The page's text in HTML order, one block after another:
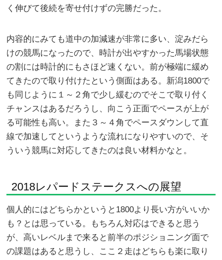
く伸びて後続を寄せ付けずの完勝だった。
内容的にみても道中の加減速が非常に多い、淀みだら
けの競馬になったので、時計が出やすかった馬場状態
の割には時計的にもさほど速くない。前が極端に緩め
てきたので取り付けたという側面はある。新潟1800で
も同じように１～２角で少し緩むのでそこで取り付く
チャンスはあるだろうし、向こう正面でペースが上が
る可能性も高い。また３～４角でペースダウンして直
線で加速してというような流れになりやすいので、そ
ういう競馬に対応してきたのは良い材料かなと。
2018レパードステークスへの展望
個人的にはどちらかというと1800より長い方がいいか
も？とは思っている。もちろん対応はできると思う
が、高いレベルまで来ると前半のポジショニング面で
の課題はあると思うし、ここ２走はどちらも楽に取り